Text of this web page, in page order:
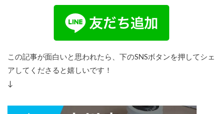
この記事が面白いと思われたら、下のSNSボタンを押してシェ
アしてくださると嬉しいです！
↓